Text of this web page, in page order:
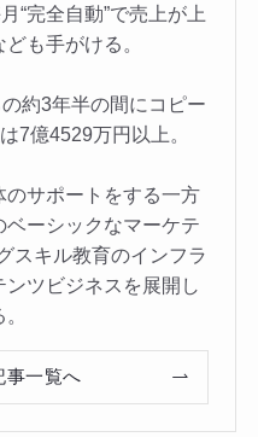
“完全自動”で売上が上
も手がける。
約3年半の間にコピー
7億4529万円以上。
サポートをする一方
ーシックなマーケテ
スキル教育のインフラ
ツビジネスを展開し
事一覧へ